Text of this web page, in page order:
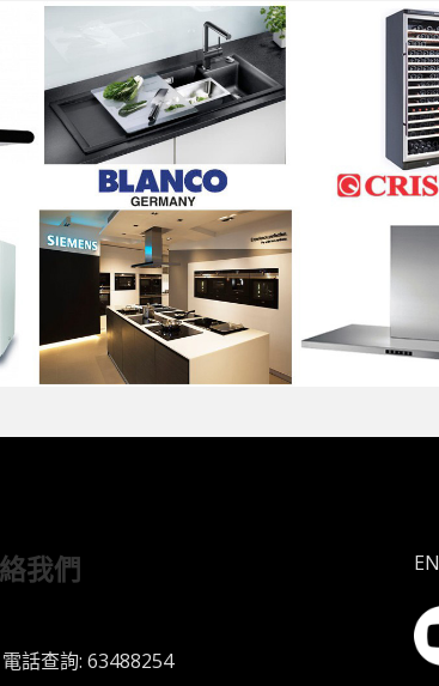
我們
電話查詢: 63488254
EN